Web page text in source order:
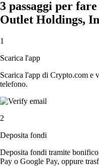
3 passaggi per
Outlet Holdings,
1
Scarica l'app
Scarica l'app di Crypto.com e
telefono.
2
Deposita fondi
Deposita fondi tramite
Pay o Google Pay, oppure